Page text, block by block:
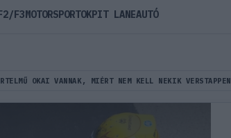
OKAI VANNAK, MIÉRT NEM KELL NEKIK VERSTAPPEN
F3MOTORSPORTOKPIT LANEAUTÓ